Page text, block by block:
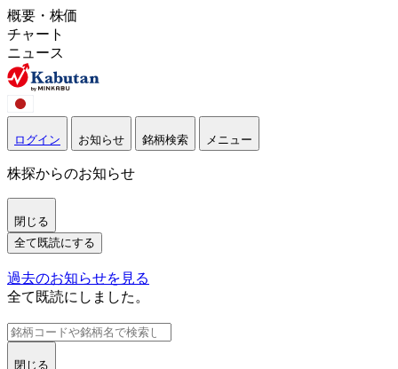
概要・株価
チャート
ニュース
ログイン お知らせ 銘柄検索 メニュー
株探からのお知らせ
閉じる
全て既読にする
過去のお知らせを見る
全て既読にしました。
閉じる